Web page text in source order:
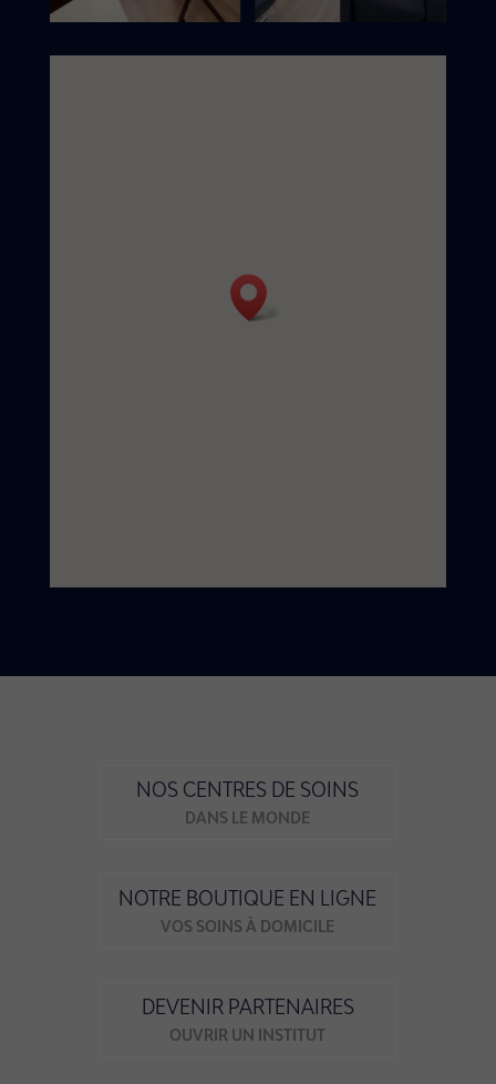
NOS CENTRES DE SOINS
DANS LE MONDE
NOTRE BOUTIQUE EN LIGNE
VOS SOINS À DOMICILE
DEVENIR PARTENAIRES
OUVRIR UN INSTITUT